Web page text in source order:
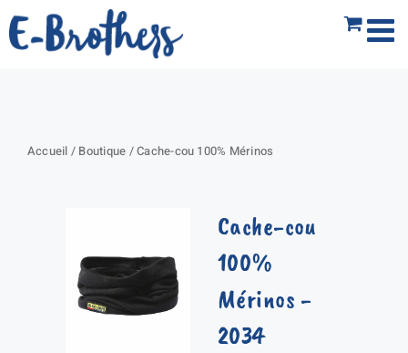
Passer
au
Accueil / Boutique /Cache-cou 100% Mérinos
Cache-cou
100%
Mérinos -
2034